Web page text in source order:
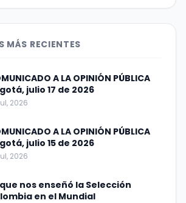
MÁS RECIENTES
A LA OPINIÓN PÚBLICA
julio 17 de 2026
2026
A LA OPINIÓN PÚBLICA
julio 15 de 2026
2026
nos enseñó la Selección
en el Mundial